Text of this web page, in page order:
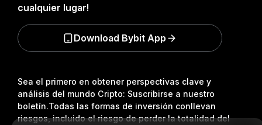
Sea el primero en obtener perspectivas clave y
análisis del mundo Cripto: Suscribirse a nuestro
boletín.Todas las formas de inversión conllevan
riesgos, incluido el riesgo de perder la totalidad del
cualquier lugar!
Download Bybit App